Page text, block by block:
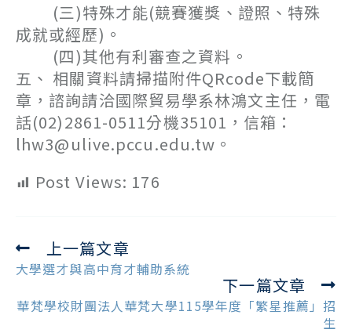
(三)特殊才能(競賽獲獎、證照、特殊
成就或經歷)。
(四)其他有利審查之資料。
五、 相關資料請掃描附件QRcode下載簡
章，諮詢請洽國際貿易學系林鴻文主任，電
話(02)2861-0511分機35101，信箱：
lhw3@ulive.pccu.edu.tw。
Post Views: 176
Read
more
上一篇文章
大學選才與高中育才輔助系統
下一篇文章
華梵學校財團法人華梵大學115學年度「繁星推薦」招
生